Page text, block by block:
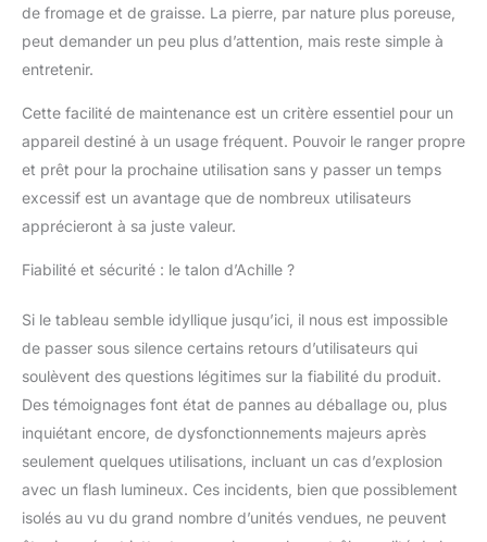
de fromage et de graisse. La pierre, par nature plus poreuse,
peut demander un peu plus d’attention, mais reste simple à
entretenir.
Cette facilité de maintenance est un critère essentiel pour un
appareil destiné à un usage fréquent. Pouvoir le ranger propre
et prêt pour la prochaine utilisation sans y passer un temps
excessif est un avantage que de nombreux utilisateurs
apprécieront à sa juste valeur.
Fiabilité et sécurité : le talon d’Achille ?
Si le tableau semble idyllique jusqu’ici, il nous est impossible
de passer sous silence certains retours d’utilisateurs qui
soulèvent des questions légitimes sur la fiabilité du produit.
Des témoignages font état de pannes au déballage ou, plus
inquiétant encore, de dysfonctionnements majeurs après
seulement quelques utilisations, incluant un cas d’explosion
avec un flash lumineux. Ces incidents, bien que possiblement
isolés au vu du grand nombre d’unités vendues, ne peuvent